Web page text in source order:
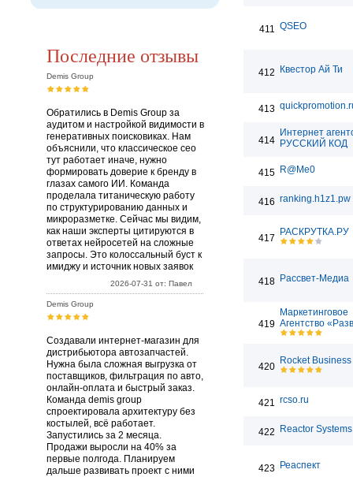
Последние отзывы
Demis Group
Обратились в Demis Group за
аудитом и настройкой видимости в
генеративных поисковиках. Нам
объяснили, что классическое сео
тут работает иначе, нужно
формировать доверие к бренду в
глазах самого ИИ. Команда
проделала титаническую работу
по структурированию данных и
микроразметке. Сейчас мы видим,
как наши эксперты цитируются в
ответах нейросетей на сложные
запросы. Это колоссальный буст к
имиджу и источник новых заявок
2026-07-31 от: Павел
Demis Group
Создавали интернет-магазин для
дистрибьютора автозапчастей.
Нужна была сложная выгрузка от
поставщиков, фильтрация по авто,
онлайн-оплата и быстрый заказ.
Команда demis group
спроектировала архитектуру без
костылей, всё работает.
Запустились за 2 месяца.
Продажи выросли на 40% за
первые полгода. Планируем
дальше развивать проект с ними
411 QSEO
412 Квестор Ай Ти
413
414
Интернет
РУССКИЙ КОД
415 R@Me0
416 ranking.h1z1.pw
417
РАСКРУТКА.РУ
418 Рассвет-Медиа
419
Маркетинговое
Агентство
420
Rocket Business
421 rcso.ru
422 Reactor
423 Реаспект